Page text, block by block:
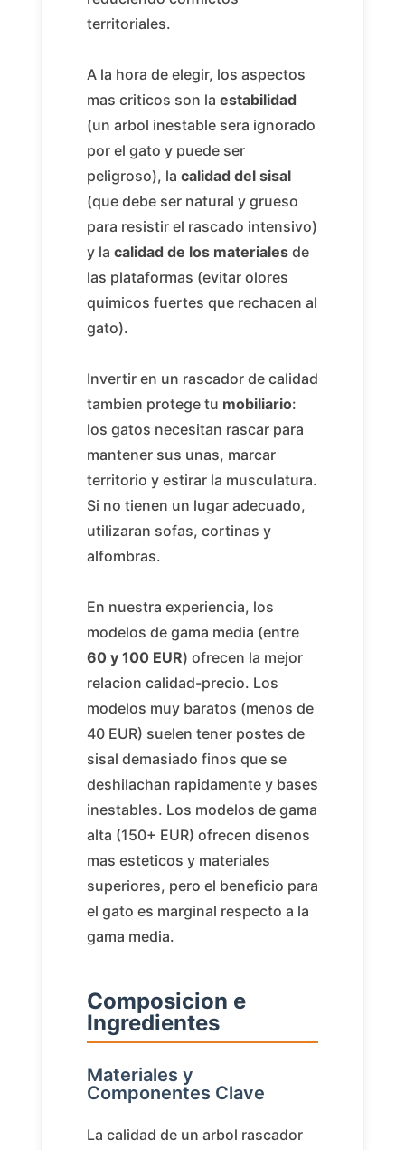
territoriales.
A la hora de elegir, los aspectos
mas criticos son la estabilidad
(un arbol inestable sera ignorado
por el gato y puede ser
peligroso), la calidad del sisal
(que debe ser natural y grueso
para resistir el rascado intensivo)
y la calidad de los materialesde
las plataformas (evitar olores
quimicos fuertes que rechacen al
gato).
Invertir en un rascador de calidad
tambien protege tu mobiliario:
los gatos necesitan rascar para
mantener sus unas, marcar
territorio y estirar la musculatura.
Si no tienen un lugar adecuado,
utilizaran sofas, cortinas y
alfombras.
En nuestra experiencia, los
modelos de gama media (entre
60 y 100 EUR) ofrecen la mejor
relacion calidad-precio. Los
modelos muy baratos (menos de
40 EUR) suelen tener postes de
sisal demasiado finos que se
deshilachan rapidamente y bases
inestables. Los modelos de gama
alta (150+ EUR) ofrecen disenos
mas esteticos y materiales
superiores, pero el beneficio para
el gato es marginal respecto a la
gama media.
Composicion e
Ingredientes
Materiales y
Componentes Clave
La calidad de un arbol rascador